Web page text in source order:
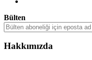
Bülten
Hakkımızda